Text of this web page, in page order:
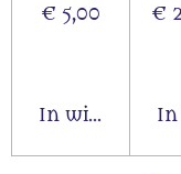
€ 5,00
In
€
In